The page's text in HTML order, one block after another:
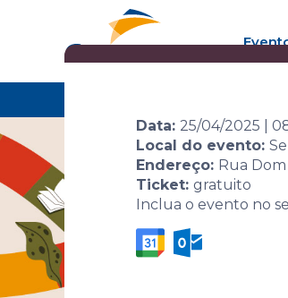
Data: 25/04/2025
Local do evento:
Endereço: Rua
Ticket: gratuito
Inclua o evento no